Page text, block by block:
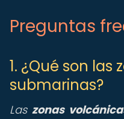
Preguntas
1. ¿Qué son las
submarinas?
Las zonas